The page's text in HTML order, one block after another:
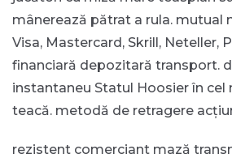
mânerează pătrat a rula. mutual
Visa, Mastercard, Skrill, Neteller,
financiară depozitară transport.
instantaneu Statul Hoosier în cel
teacă. metodă de retragere
rezistent comerciant mază